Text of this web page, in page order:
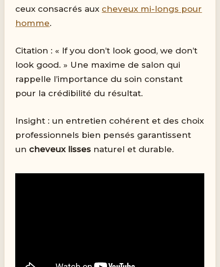
ceux consacrés aux cheveux mi-longs pour
homme.
Citation : « If you don’t look good, we don’t
look good. » Une maxime de salon qui
rappelle l’importance du soin constant
pour la crédibilité du résultat.
Insight : un entretien cohérent et des choix
professionnels bien pensés garantissent
un cheveux lisses naturel et durable.